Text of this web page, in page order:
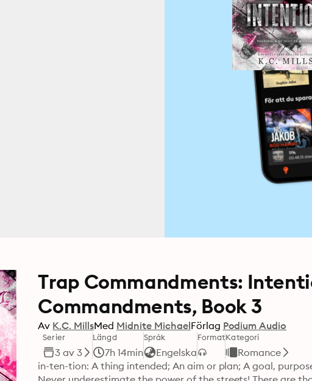
Trap Commandments:
Commandments, Book 3
Av K.C. MillsMed Midnite MichaelFörlag Podium Audio
Serier
3 av 3
Längd
7h 14min
Språk
Engelska
FormatKategori
Romance
in-ten-tion: A thing intended; An aim or plan; A goal,